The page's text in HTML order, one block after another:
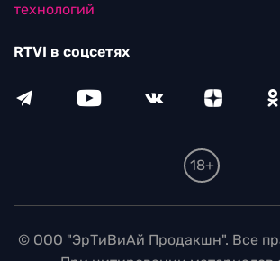
технологий
RTVI в соцсетях
18+
© ООО "ЭрТиВиАй Продакшн". Все